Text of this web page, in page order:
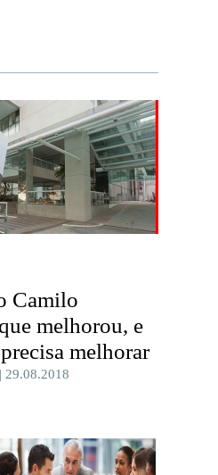
Camilo
melhorou, e
melhorar
29.08.2018